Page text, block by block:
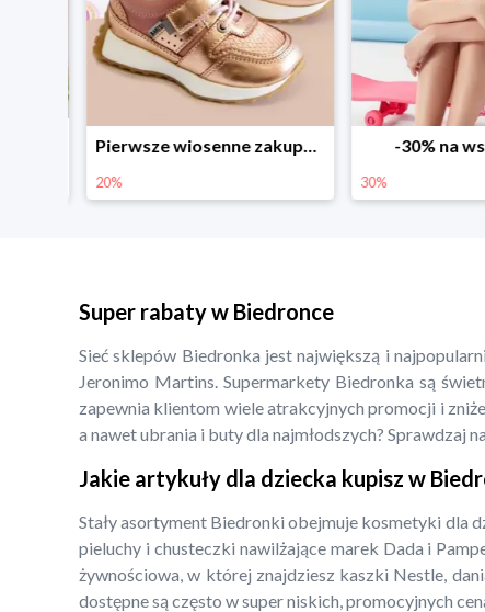
Pierwsze wiosenne zakupy -20%
20%
-30% na
30%
Super rabaty w Biedronce
Sieć sklepów Biedronka jest największą i
Jeronimo Martins. Supermarkety Biedronka są
zapewnia klientom wiele atrakcyjnych promocji i
a nawet ubrania i buty dla najmłodszych? Sprawdzaj
Jakie artykuły dla dziecka kupisz w
Stały asortyment Biedronki obejmuje kosmetyki dla
pieluchy i chusteczki nawilżające marek Dada i
żywnościowa, w której znajdziesz kaszki Nestle,
dostępne są często w super niskich, promocyjnych